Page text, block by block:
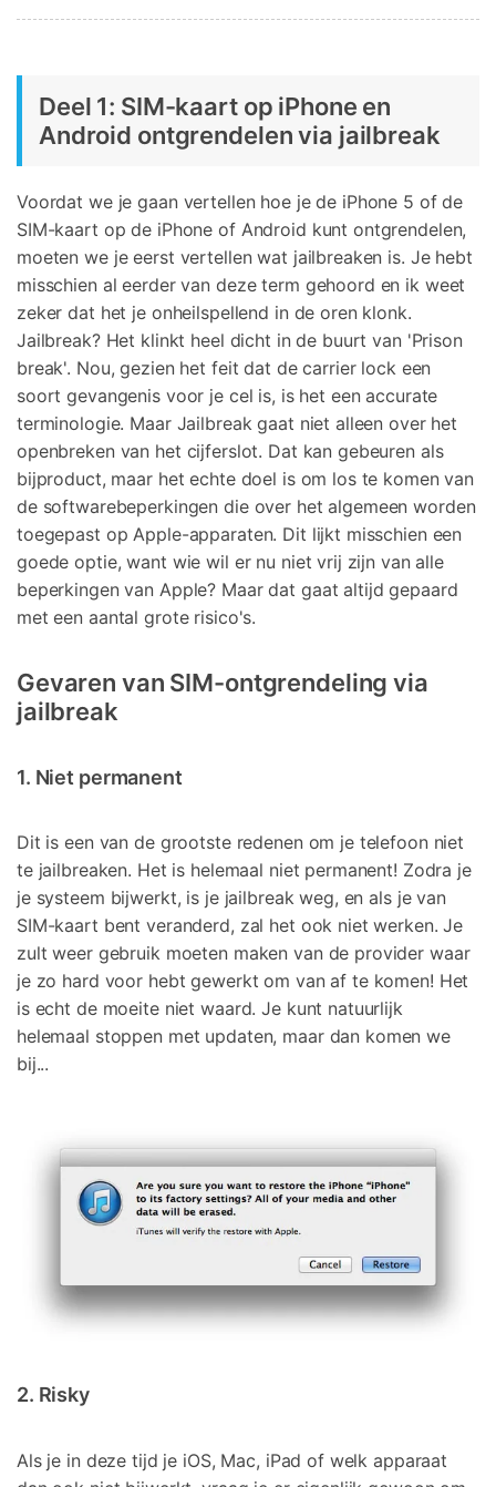
Deel 1: SIM-kaart op iPhone en
Android ontgrendelen via jailbreak
Voordat we je gaan vertellen hoe je de iPhone 5 of de
SIM-kaart op de iPhone of Android kunt ontgrendelen,
moeten we je eerst vertellen wat jailbreaken is. Je hebt
misschien al eerder van deze term gehoord en ik weet
zeker dat het je onheilspellend in de oren klonk.
Jailbreak? Het klinkt heel dicht in de buurt van 'Prison
break'. Nou, gezien het feit dat de carrier lock een
soort gevangenis voor je cel is, is het een accurate
terminologie. Maar Jailbreak gaat niet alleen over het
openbreken van het cijferslot. Dat kan gebeuren als
bijproduct, maar het echte doel is om los te komen van
de softwarebeperkingen die over het algemeen worden
toegepast op Apple-apparaten. Dit lijkt misschien een
goede optie, want wie wil er nu niet vrij zijn van alle
beperkingen van Apple? Maar dat gaat altijd gepaard
met een aantal grote risico's.
Gevaren van SIM-ontgrendeling via
jailbreak
1. Niet permanent
Dit is een van de grootste redenen om je telefoon niet
te jailbreaken. Het is helemaal niet permanent! Zodra je
je systeem bijwerkt, is je jailbreak weg, en als je van
SIM-kaart bent veranderd, zal het ook niet werken. Je
zult weer gebruik moeten maken van de provider waar
je zo hard voor hebt gewerkt om van af te komen! Het
is echt de moeite niet waard. Je kunt natuurlijk
helemaal stoppen met updaten, maar dan komen we
bij...
2. Risky
Als je in deze tijd je iOS, Mac, iPad of welk apparaat